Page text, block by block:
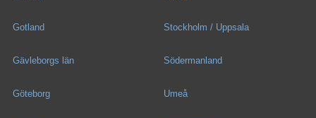
Gotland
Gävleborgs län
Göteborg
Stockholm / Uppsala
Södermanland
Umeå